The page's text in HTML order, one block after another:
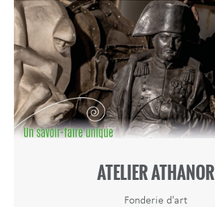
ATELIER ATHANOR
Fonderie d'art